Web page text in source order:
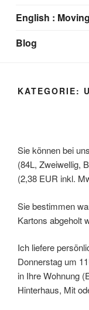
English :
Blog
KATEGORIE:
Sie können bei
(84L, Zweiwellig,
(2,38 EUR inkl.
Sie bestimmen
Kartons abgeholt
Ich liefere
Donnerstag um
in Ihre Wohnung
Hinterhaus, Mit